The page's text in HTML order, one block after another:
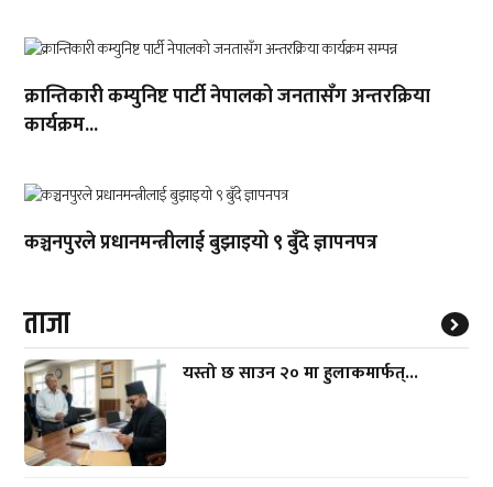
क्रान्तिकारी कम्युनिष्ट पार्टी नेपालको जनतासँग अन्तरक्रिया
कार्यक्रम...
कञ्चनपुरले प्रधानमन्त्रीलाई बुझाइयो ९ बुँदे ज्ञापनपत्र
ताजा
यस्तो छ साउन २० मा हुलाकमार्फत्...